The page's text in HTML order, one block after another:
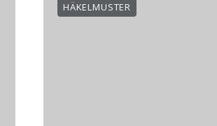
HÄKELMUSTER